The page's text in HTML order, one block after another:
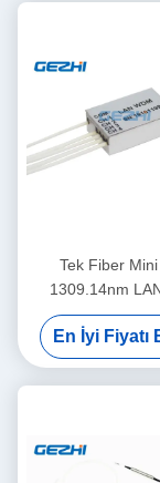
Tek Fiber
1309.14nm
Modülü
En İyi Fiyatı